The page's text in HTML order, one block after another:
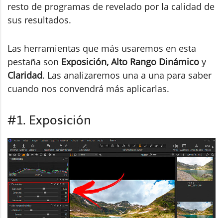
resto de programas de revelado por la calidad de
sus resultados.
Las herramientas que más usaremos en esta
pestaña son Exposición, Alto Rango Dinámico y
Claridad. Las analizaremos una a una para saber
cuando nos convendrá más aplicarlas.
#1. Exposición